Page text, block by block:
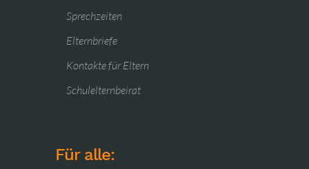
Sprechzeiten
Elternbriefe
Kontakte für Eltern
Schulelternbeirat
Für alle: